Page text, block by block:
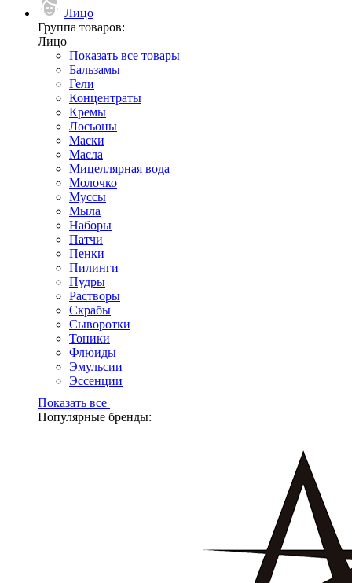
Лицо
Группа товаров:
Лицо
Показать все товары
Бальзамы
Гели
Концентраты
Кремы
Лосьоны
Маски
Масла
Мицеллярная вода
Молочко
Муссы
Мыла
Наборы
Патчи
Пенки
Пилинги
Пудры
Растворы
Скрабы
Сыворотки
Тоники
Флюиды
Эмульсии
Эссенции
Показать все
Популярные бренды: